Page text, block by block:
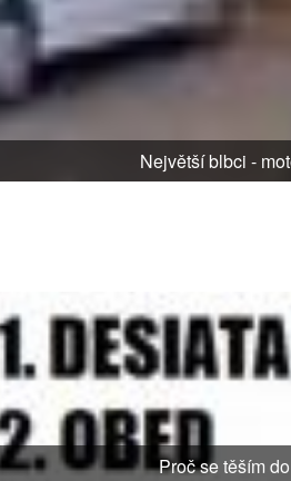
Největší blbci -
Proč se těším